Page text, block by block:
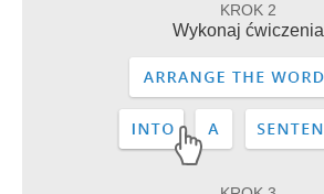
KROK 2
Wykonaj ćwiczenia